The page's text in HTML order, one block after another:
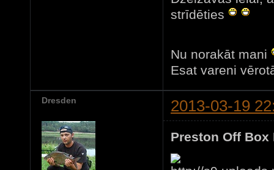
strīdēties
Nu norakāt mani
Esat vareni
Dresden 2013-03-19
Preston Off